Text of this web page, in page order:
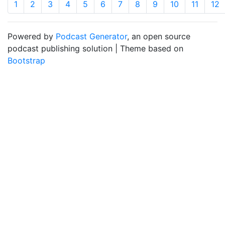
1 2 3 4 5 6 7 8 9 10 11 12
Powered by Podcast Generator, an open source
podcast publishing solution | Theme based on
Bootstrap